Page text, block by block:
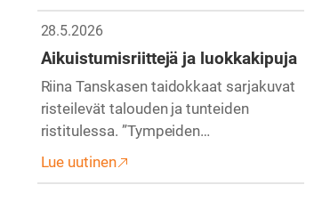
28.5.2026
Aikuistumisriittejä ja luokkakipuja
Riina Tanskasen taidokkaat sarjakuvat
risteilevät talouden ja tunteiden
ristitulessa. ”Tympeiden…
Lue uutinen